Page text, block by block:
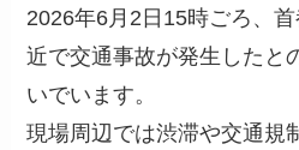
2026年6月2日15時ごろ、
近で交通事故が発生したと
いでいます。
現場周辺では渋滞や交通規